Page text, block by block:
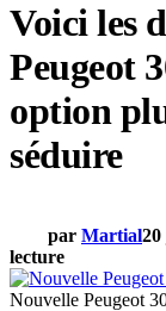
Voici les
Peugeot
option
séduire
par Martial20
lecture
Nouvelle Peugeot